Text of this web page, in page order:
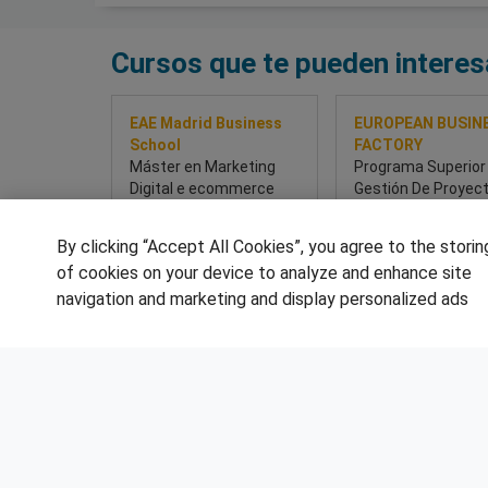
Cursos que te pueden
EAE Madrid Business
School
Máster en Marketing
Digital e ecommerce
Sobre este curso
EUROPEAN
FACTORY
Programa Superior
Gestión De
Sobre este
By clicking “Accept All Cookies”, you agree to the
of cookies on your device to analyze and enhance site
navigation and marketing and display personalized ads